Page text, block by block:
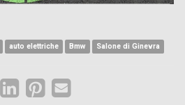
auto elettriche Bmw Salone di Ginevra